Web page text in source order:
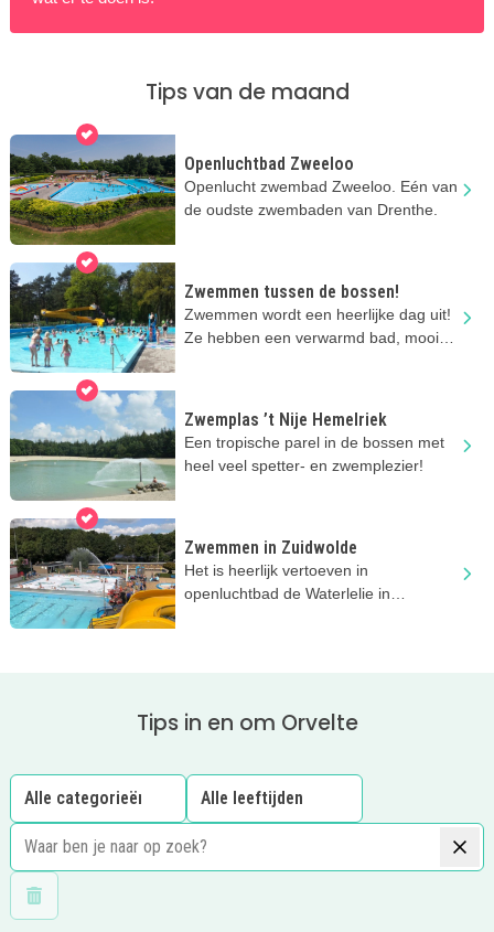
Tips van de maand
Openluchtbad Zweeloo
Openlucht zwembad Zweeloo. Eén van
de oudste zwembaden van Drenthe.
Zwemmen tussen de bossen!
Zwemmen wordt een heerlijke dag uit!
Ze hebben een verwarmd bad, mooie
Zwemplas ’t Nije Hemelriek
Een tropische parel in de bossen met
heel veel spetter- en zwemplezier!
Zwemmen in Zuidwolde
Het is heerlijk vertoeven in
openluchtbad de Waterlelie in
Tips in en om Orvelte
Wis filters